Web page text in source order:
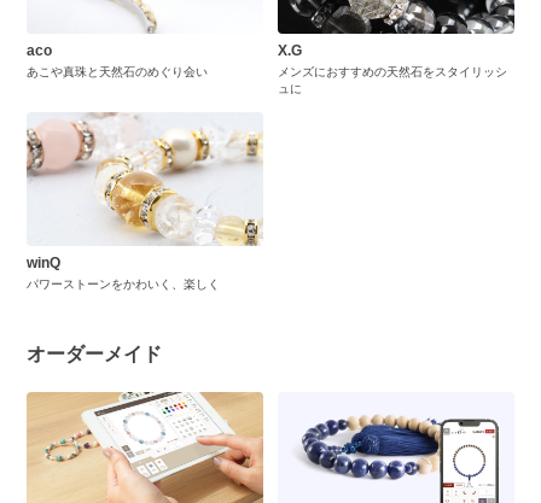
aco
あこや真珠と天然石のめぐり会い
X.G
メンズにおすすめの天然石をスタイリッシ
ュに
winQ
パワーストーンをかわいく、楽しく
オーダーメイド